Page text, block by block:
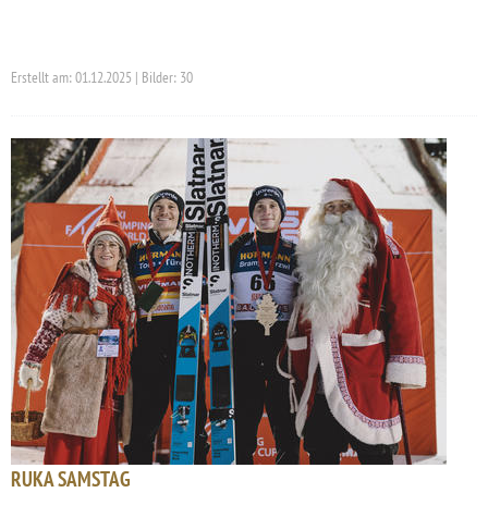
Erstellt am: 01.12.2025 | Bilder: 30
RUKA SAMSTAG